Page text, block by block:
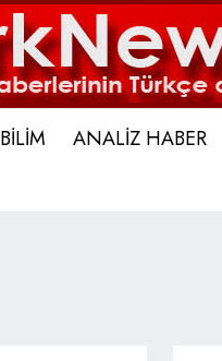
BİLİM ANALİZ HABER